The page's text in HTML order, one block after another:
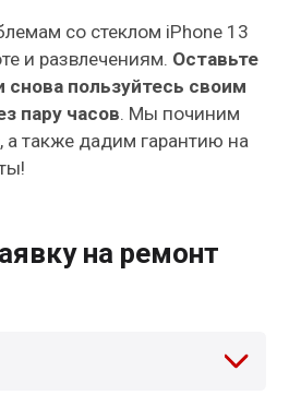
со стеклом iPhone 13
и развлечениям. Оставьте
снова пользуйтесь своим
пару часов . Мы починим
а также дадим гарантию на
на ремонт